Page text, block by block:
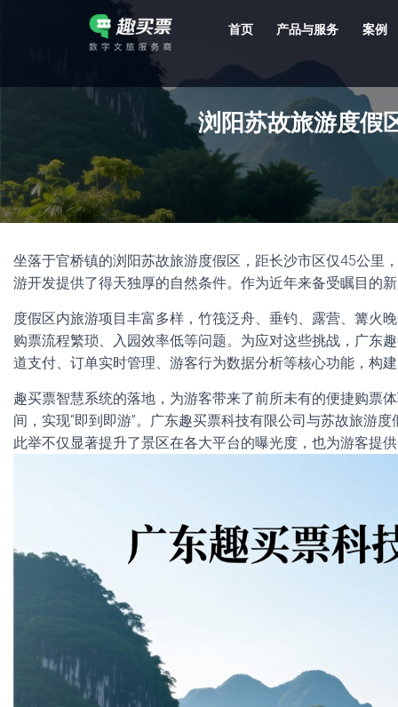
首页 产品与服务 案例
浏阳苏故旅游度假
坐落于官桥镇的浏阳苏故旅游度假区，距长沙市区仅45公里
游开发提供了得天独厚的自然条件。作为近年来备受瞩目的
度假区内旅游项目丰富多样，竹筏泛舟、垂钓、露营、篝火
购票流程繁琐、入园效率低等问题。为应对这些挑战，广东
道支付、订单实时管理、游客行为数据分析等核心功能，构
趣买票智慧系统的落地，为游客带来了前所未有的便捷购票
间，实现“即到即游”。广东趣买票科技有限公司与苏故旅游
此举不仅显著提升了景区在各大平台的曝光度，也为游客提